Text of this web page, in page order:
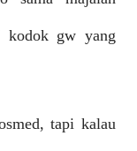
kodok gw yang
tapi kalau